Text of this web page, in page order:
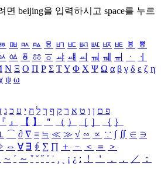
면 beijing을 입력하시고 space를 누르
ㅮ ㅯ ㅰ ㅱ ㅲ ㅳ ㅴ ㅵ ㅶ ㅷ ㅸ
ㅹ
ㆃ ㆄ ㆅ ㆆ ㆇ ㆈ ㆉ ㆊ ㆋ ㆌ ㆍ
ㆎ
Ν Ξ Ο Π Ρ Σ ΤΥ Φ Χ Ψ Ω α β γ δ ε ζ η
ψ ω
פ ם ן ו ט א ר ק ף ך ל ח י ע כ ג
『 』 【 】 ＂ （ ） ［ ］ ｛ ｝
⌒ ∂ ∇ ≡ ≒ ≪ ≫ √ ∽ ∝ ∵ ∫ ∬ ∈ ∋
⇔ ∀ ∃ ∮ ∑ ∏ ＋ － ＜ ＝
＞
∼ ´ ～ ˇ ˘ ˝ ˚ ˙ ¸ ¡ ¿ ː ！ ＇ ， ． ／
：